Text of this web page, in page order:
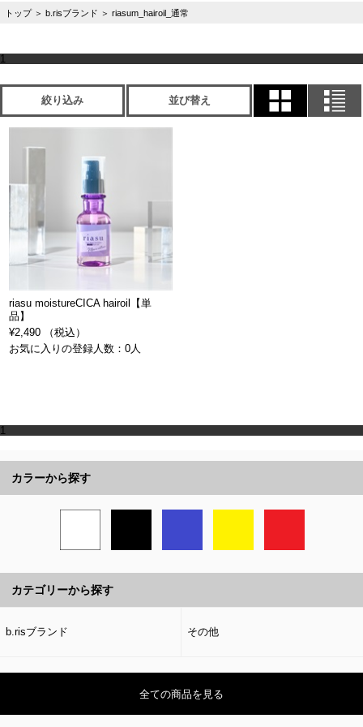
トップ ＞ b.risブランド ＞ riasum_hairoil_通常
1
絞り込み 並び替え
riasu moistureCICA hairoil【単
品】
¥2,490 （税込）
お気に入りの登録人数：0人
1
カラーから探す
カテゴリーから探す
b.risブランド その他
全ての商品を見る